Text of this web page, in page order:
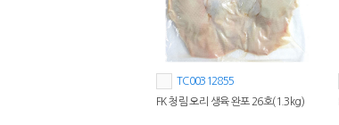
TC00312855
FK 청림 오리 생육 완포 26호(1.3kg)